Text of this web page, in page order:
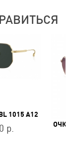
1015 A12
р.